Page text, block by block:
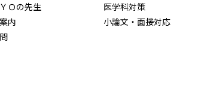
Ｏの先生
内
医学科対策
小論文・面接対応